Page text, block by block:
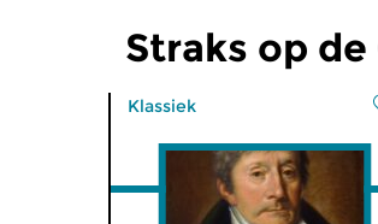
Straks op
Klassiek